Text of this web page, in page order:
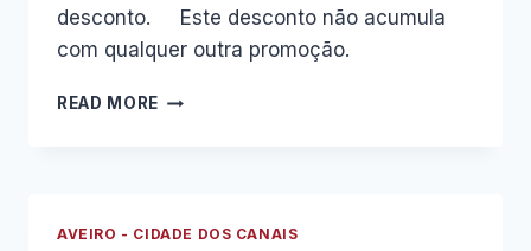
desconto. Este desconto não acumula
com qualquer outra promoção.
READ MORE O
AVEIRO - CIDADE DOS CANAIS